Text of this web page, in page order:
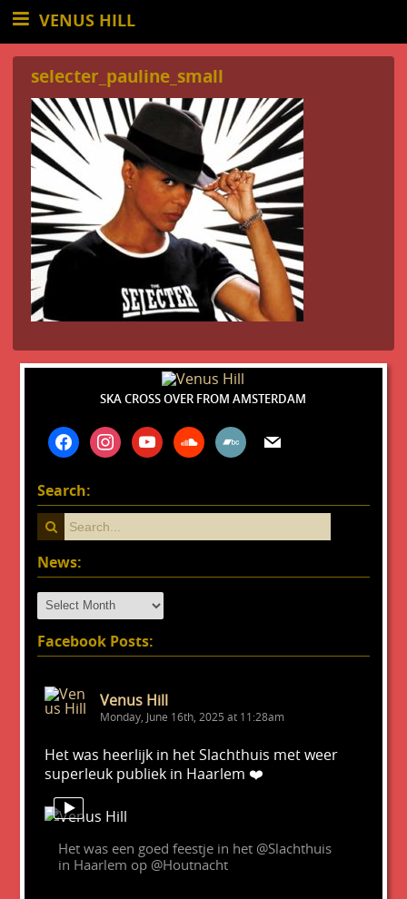
VENUS HILL
selecter_pauline_small
SKA CROSS OVER FROM AMSTERDAM
facebookinstagramyoutubesoundcloudbandcamp
mail
Search:
News:
News:
Facebook Posts:
Venus Hill
Monday, June 16th, 2025 at 11:28am
Het was heerlijk in het Slachthuis met weer
superleuk publiek in Haarlem ❤️
Het was een goed feestje in het @Slachthuis
in Haarlem op @Houtnacht